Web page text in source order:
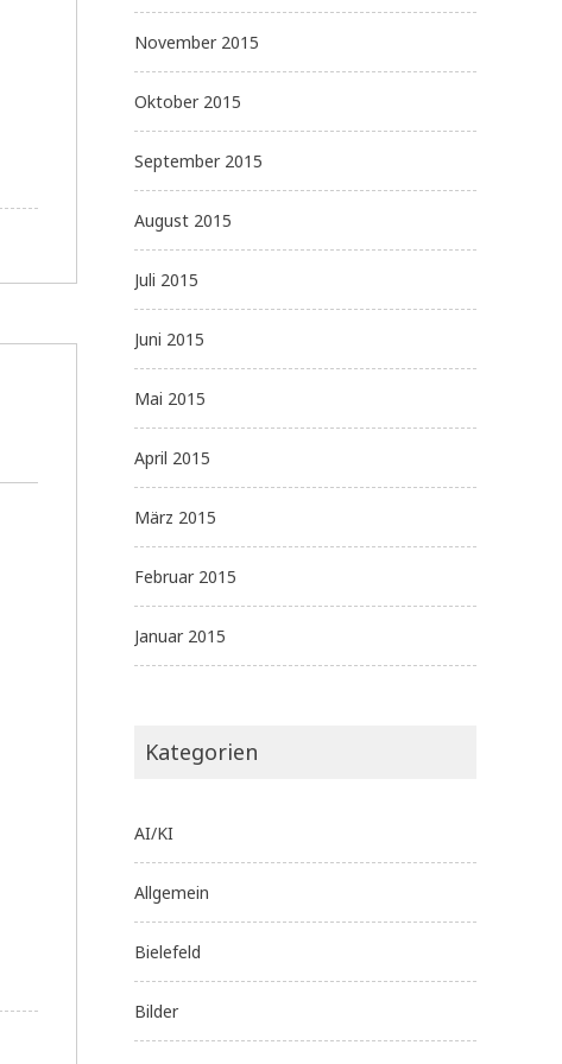
November 2015
Oktober 2015
September 2015
August 2015
Juli 2015
Juni 2015
Mai 2015
April 2015
März 2015
Februar 2015
Januar 2015
Kategorien
AI/KI
Allgemein
Bielefeld
Bilder